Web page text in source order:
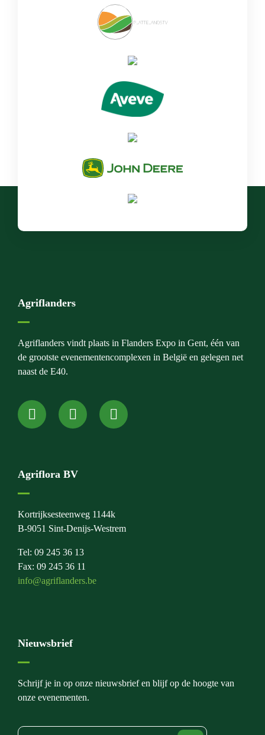
Agriflanders
Agriflanders vindt plaats in Flanders Expo in Gent, één van
de grootste evenementencomplexen in België en gelegen net
naast de E40.
Agriflora BV
Kortrijksesteenweg 1144k
B-9051 Sint-Denijs-Westrem
Tel: 09 245 36 13
Fax: 09 245 36 11
info@agriflanders.be
Nieuwsbrief
Schrijf je in op onze nieuwsbrief en blijf op de hoogte van
onze evenementen.